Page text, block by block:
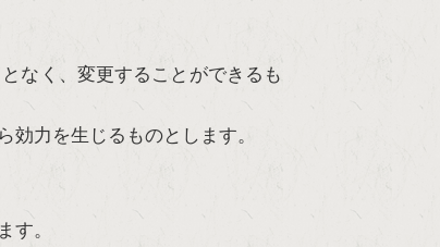
なく、変更することができるも
力を生じるものとします。
す。